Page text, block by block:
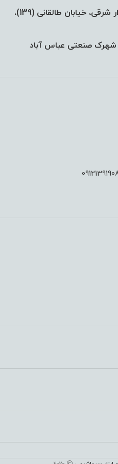
فروشگاه مرکزی: تهرانپارس، وفادار شرقی، خیابان طالقانی (139)،‌
شهرک صنعتی عباس آباد